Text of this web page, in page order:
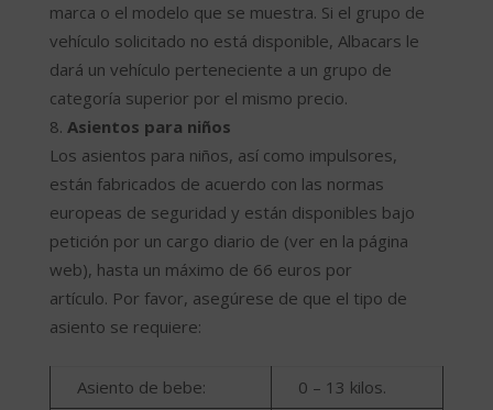
marca o el modelo que se muestra. Si el grupo de
vehículo solicitado no está disponible, Albacars le
dará un vehículo perteneciente a un grupo de
categoría superior por el mismo precio.
Asientos para niños
Los asientos para niños, así como impulsores,
están fabricados de acuerdo con las normas
europeas de seguridad y están disponibles bajo
petición por un cargo diario de (ver en la página
web), hasta un máximo de 66 euros por
artículo. Por favor, asegúrese de que el tipo de
asiento se requiere:
Asiento de bebe:
0 – 13 kilos.